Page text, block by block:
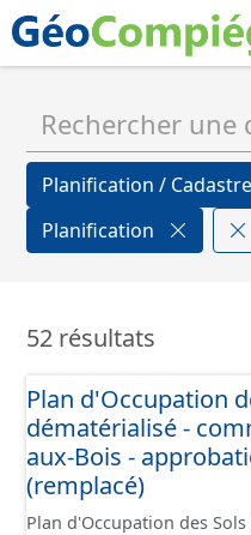
Planification / Cadastre
Planification
52 résultats
Plan d'Occupation
dématérialisé -
aux-Bois -
(remplacé)
Plan d'Occupation des